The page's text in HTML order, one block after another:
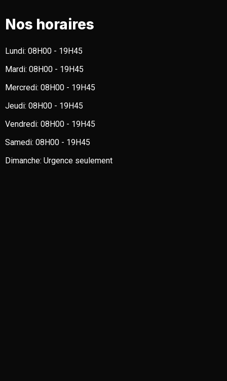
Nos horaires
Lundi: 08H00 - 19H45
Mardi: 08H00 - 19H45
Mercredi: 08H00 - 19H45
Jeudi: 08H00 - 19H45
Vendredi: 08H00 - 19H45
Samedi: 08H00 - 19H45
Dimanche: Urgence seulement